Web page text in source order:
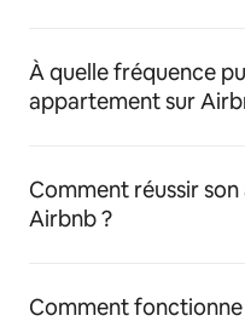
À quelle fréquence
appartement sur
Comment réussir
Airbnb ?
Comment